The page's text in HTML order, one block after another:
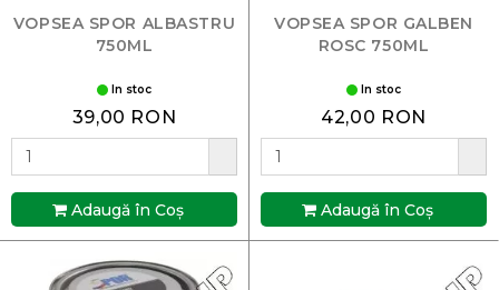
VOPSEA SPOR ALBASTRU
750ML
In stoc
39,00 RON
Adaugă în Coş
VOPSEA SPOR GALBEN
ROSC 750ML
In stoc
42,00 RON
Adaugă în Coş